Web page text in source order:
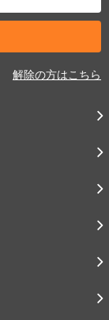
解除の方はこちら